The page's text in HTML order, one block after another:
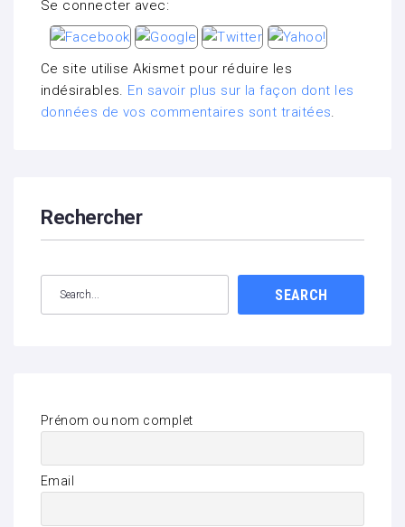
Se connecter avec:
Ce site utilise Akismet pour réduire les
indésirables. En savoir plus sur la façon dont les
données de vos commentaires sont traitées.
Rechercher
SEARCH
Prénom ou nom complet
Email